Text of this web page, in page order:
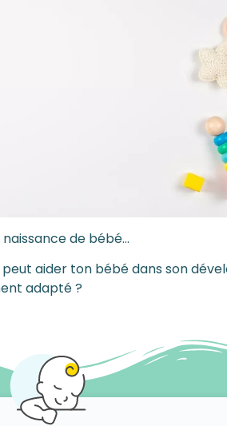
de bébé…
aider ton bébé dans son
adapté ?